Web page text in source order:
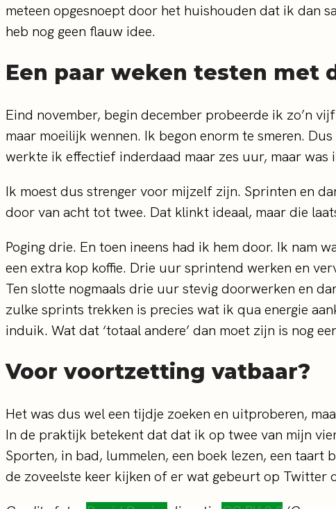
meteen opgesnoept door het huishouden dat ik dan
heb nog geen flauw idee.
Een paar weken testen met
Eind november, begin december probeerde ik zo’n
maar moeilijk wennen. Ik begon enorm te smeren.
werkte ik effectief inderdaad maar zes uur, maar
Ik moest dus strenger voor mijzelf zijn. Sprinten en
door van acht tot twee. Dat klinkt ideaal, maar die
Poging drie. En toen ineens had ik hem door. Ik nam
een extra kop koffie. Drie uur sprintend werken en
Ten slotte nogmaals drie uur stevig doorwerken en
zulke sprints trekken is precies wat ik qua energie
induik. Wat dat ‘totaal andere’ dan moet zijn is nog
Voor voortzetting vatbaar?
Het was dus wel een tijdje zoeken en uitproberen,
In de praktijk betekent dat dat ik op twee van mijn
Sporten, in bad, lummelen, een boek lezen, een
de zoveelste keer kijken of er wat gebeurt op Twitter